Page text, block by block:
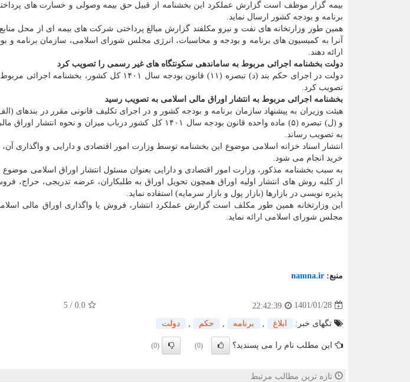
بیمه گزار موظف است گزارش عملکرد این بخشنامه از قبیل حق بیمه وصولی و خسارت های
برنامه و بودجه کشور ارسال نماید.
همین طور وزارتخانه های نفت و نیرو مکلفند گزارش مبالغ پرداختی شرکت های بیمه ای از محل
آنرا به کمیسیون های برنامه و بودجه و محاسبات، انرژی مجلس شورای اسلامی، سازمان برنامه و
ارائه دهند.
دولت بخشنامه اجرائی مربوط به ساماندهی سکونتگاه های غیر رسمی را تصویب کرد
دولت در اجرای حکم بند (د) تبصره (۱۱) قانون بودجه سال
تصویب کرد.
بخشنامه اجرائی مربوط به انتشار اوراق مالی اسلامی به تصویب رسید
هیئت وزیران به پیشنهاد سازمان برنامه و بودجه کشور و در اجرای تکلیف قانونی مقرر در
و (ل) تبصره (۵) ماده واحده قانون بودجه سال ۱۴۰۱ کل کشور درباب
به تصویب رساند.
خرید انجام می شود.
به سبب بخشنامه مذکور، وزارت امور اقتصادی و دارایی بعنوان مسئول انتشار اوراق اسلامی
از کلیه روش های انتشار اولیه اوراق همچون تحویل اوراق به طلبکاران، عرضه تدریجی، حراج،
پذیره نویسی در بازارها (بازار پول و بازار سرمایه) استفاده نماید.
این وزارتخانه همین طور مکلف است گزارش عملکرد انتشار، فروش یا واگذاری اوراق مالی
مجلس شورای اسلامی ارائه نماید.
منبع: namna.ir
1401/01/28
22:42:39
0.0
/
5
تگهای خبر: ابلاغ برنامه حكم دولت
این مطلب نام را می پسندید؟ (0)
(0)
تازه ترین مطالب مرتبط